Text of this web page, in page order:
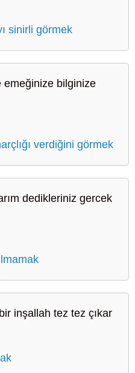
sinirli görmek
emeğinize bilginize
verdiğini görmek
dedikleriniz gercek
inşallah tez tez çıkar